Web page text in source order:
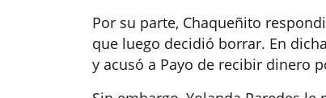
Por su parte, Chaqueñito
que luego decidió borrar. En
y acusó a Payo de recibir dinero